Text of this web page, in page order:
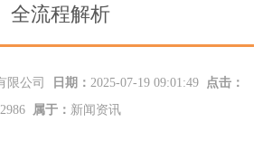
全流程解析
限公司 日期： 2025-07-19 09:01:49
点击：
2986
属于： 新闻资讯